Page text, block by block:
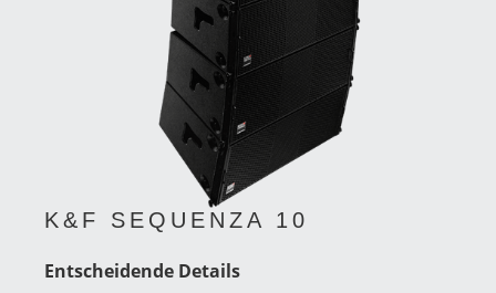
K&F SEQUENZA 10
Entscheidende Details